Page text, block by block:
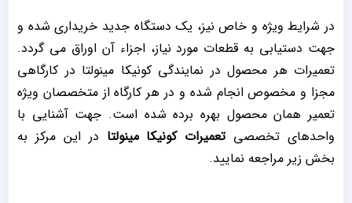
در شرایط ویژه و خاص نیز، یک دستگاه جدید خریداری شده و
جهت دستیابی به قطعات مورد نیاز، اجزاء آن اوراق می گردد.
تعمیرات هر محصول در نمایندگی کونیکا مینولتا در کارگاهی
مجزا و مخصوص انجام شده و در هر کارگاه از متخصصان ویژه
تعمیر همان محصول بهره برده شده است. جهت آشنایی با
واحدهای تخصصیتعمیرات کونیکا مینولتا در این مرکز به
بخش زیر مراجعه نمایید.